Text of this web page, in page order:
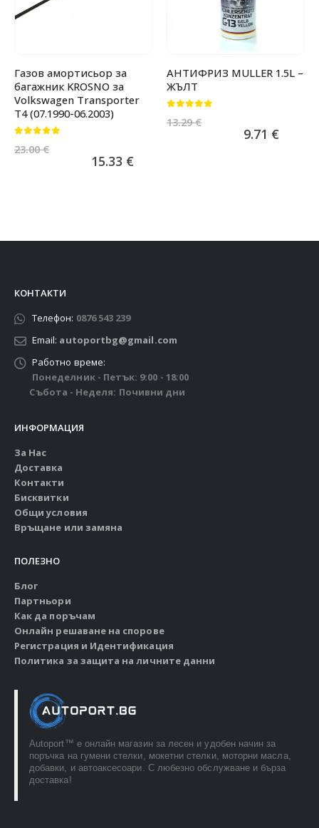
Газов амортисьор за
багажник KROSNO за
Volkswagen Transporter
T4 (07.1990-06.2003)
23.00€
15.33 €
АНТИФРИЗ MULLER 1.5L –
ЖЪЛТ
13.29€
9.71 €
КОНТАКТИ
Телефон: 0876 543 239
Email: autoportbg@gmail.com
Работно време:
Понеделник - Петък: 9:00 - 18:00
Събота - Неделя: Почивни дни
ИНФОРМАЦИЯ
За Нас
Доставка
Контакти
Бисквитки
Общи условия
Връщане или замяна
ПОЛЕЗНО
Блог
Партньори
Как да поръчам
Онлайн решаване на спорове
Регистрация и Идентификация
Политика за защита на личните данни
Autoport™ e онлайн магазин за лесен и удобен начин за
поръчка на гумени стелки, мокетни стелки, моторни масла,
добавки, и автоаксесоари. С любезно обслужване и бърза
доставка!